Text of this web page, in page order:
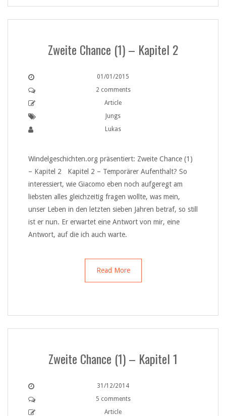
Zweite Chance (1) – Kapitel 2
01/01/2015
2 comments
Article
Jungs
Lukas
Windelgeschichten.org präsentiert: Zweite Chance (1)
– Kapitel 2 Kapitel 2 – Temporärer Aufenthalt? So
interessiert, wie Giacomo eben noch aufgeregt am
liebsten alles gleichzeitig fragen wollte, was mein,
unser Leben in den letzten sieben Jahren betraf, so still
ist er nun. Er erwartet eine Antwort von mir, eine
Antwort, auf die ich auch warte.
Read More
Zweite Chance (1) – Kapitel 1
31/12/2014
5 comments
Article